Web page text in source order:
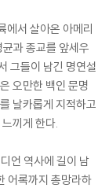
에서 살아온 아메리
과 종교를 앞세우
그들이 남긴 명연설
오만한 백인 문명
날카롭게 지적하고
끼게 한다.
언 역사에 길이 남
어록까지 총망라하